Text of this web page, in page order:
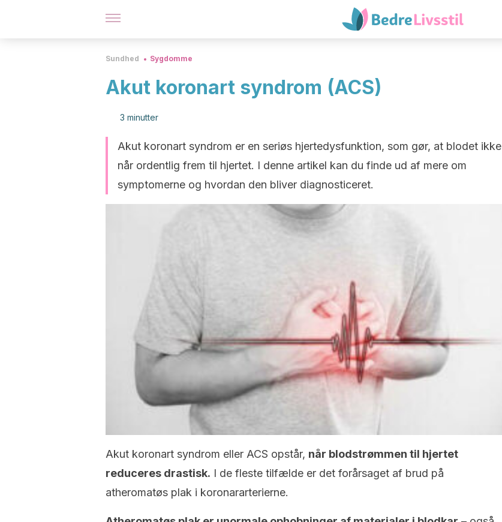
Sundhed Sygdomme
Akut koronart syndrom (ACS)
3 minutter
Akut koronart syndrom er en seriøs hjertedysfunktion, som gør, at blodet ikke
når ordentlig frem til hjertet. I denne artikel kan du finde ud af mere om
symptomerne og hvordan den bliver diagnosticeret.
Akut koronart syndrom eller ACS opstår, når blodstrømmen til hjertet
reduceres drastisk. I de fleste tilfælde er det forårsaget af brud på
atheromatøs plak i koronararterierne.